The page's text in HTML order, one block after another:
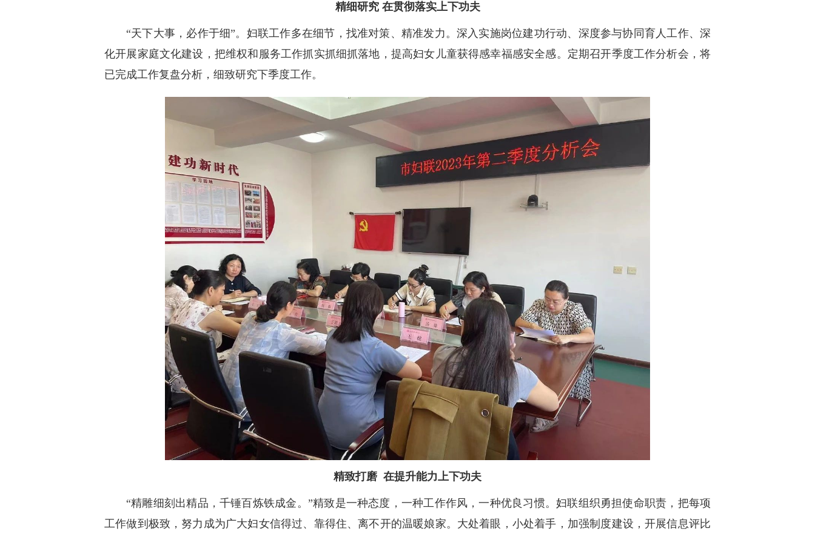
精细研究 在贯彻落实上下功夫
“天下大事，必作于细”。妇联工作多在细节，找准对策、精准发力。深入实施岗位建功行动、深度参与协同育人工作、深
化开展家庭文化建设，把维权和服务工作抓实抓细抓落地，提高妇女儿童获得感幸福感安全感。定期召开季度工作分析会，将
已完成工作复盘分析，细致研究下季度工作。
精致打磨 在提升能力上下功夫
“精雕细刻出精品，千锤百炼铁成金。”精致是一种态度，一种工作作风，一种优良习惯。妇联组织勇担使命职责，把每项
工作做到极致，努力成为广大妇女信得过、靠得住、离不开的温暖娘家。大处着眼，小处着手，加强制度建设，开展信息评比